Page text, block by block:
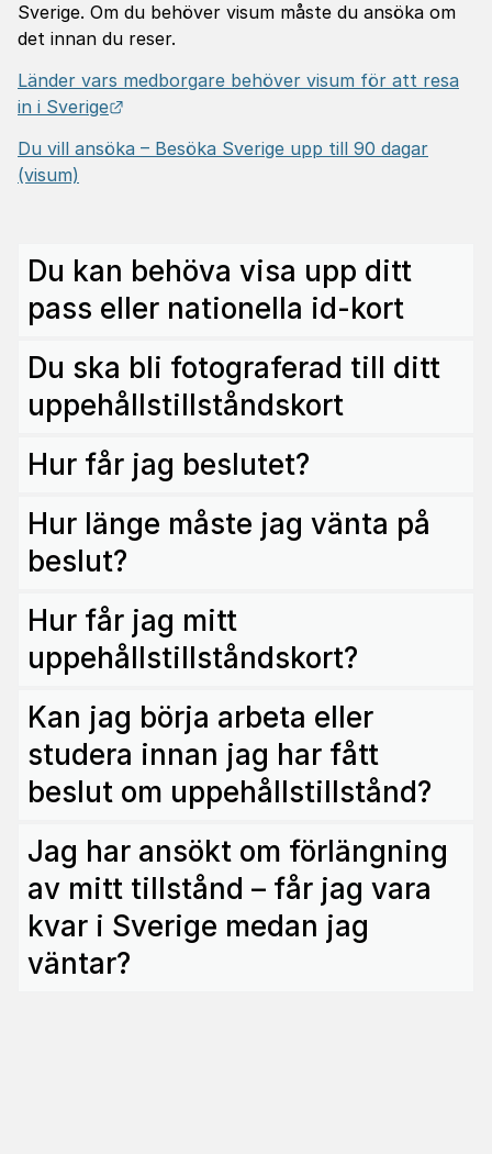
Sverige. Om du behöver visum måste du ansöka om
det innan du reser.
Länder vars medborgare behöver visum för att resa
in i Sverige
Du vill ansöka – Besöka Sverige upp till 90 dagar
(visum)
Du kan behöva visa upp ditt
pass eller nationella id-kort
Du ska bli fotograferad till ditt
uppehållstillståndskort
Hur får jag beslutet?
Hur länge måste jag vänta på
beslut?
Hur får jag mitt
uppehållstillståndskort?
Kan jag börja arbeta eller
studera innan jag har fått
beslut om uppehållstillstånd?
Jag har ansökt om förlängning
av mitt tillstånd – får jag vara
kvar i Sverige medan jag
väntar?